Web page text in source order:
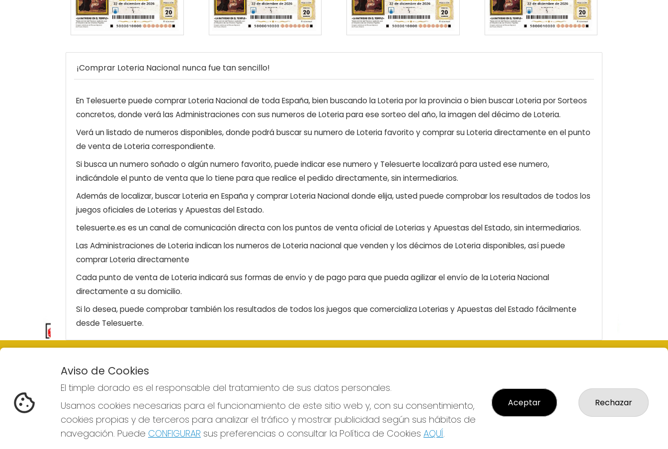
¡Comprar Loteria Nacional nunca fue tan sencillo!
En Telesuerte puede comprar Loteria Nacional de toda España, bien buscando la Loteria por la provincia o bien buscar Loteria por Sorteos
concretos, donde verá las Administraciones con sus numeros de Loteria para ese sorteo del año, la imagen del décimo de Loteria.
Verá un listado de numeros disponibles, donde podrá buscar su numero de Loteria favorito y comprar su Loteria directamente en el punto
de venta de Loteria correspondiente.
Si busca un numero soñado o algún numero favorito, puede indicar ese numero y Telesuerte localizará para usted ese numero,
indicándole el punto de venta que lo tiene para que realice el pedido directamente, sin intermediarios.
Además de localizar, buscar Loteria en España y comprar Loteria Nacional donde elija, usted puede comprobar los resultados de todos los
juegos oficiales de Loterias y Apuestas del Estado.
telesuerte.es es un canal de comunicación directa con los puntos de venta oficial de Loterias y Apuestas del Estado, sin intermediarios.
Las Administraciones de Loteria indican los numeros de Loteria nacional que venden y los décimos de Loteria disponibles, así puede
comprar Loteria directamente
Cada punto de venta de Loteria indicará sus formas de envío y de pago para que pueda agilizar el envío de la Loteria Nacional
directamente a su domicilio.
Si lo desea, puede comprobar también los resultados de todos los juegos que comercializa Loterias y Apuestas del Estado fácilmente
desde Telesuerte.
EL TIMPLE DORADO
¿Quiénes somos?
Comprar lotería
Resultados
Empresas
Boletos digitales
Acceso
ADMINISTRACION DE LOTERIAS Nº1-
LAS PALMAS - Receptor Oficial
928317168
web@eltimpledorado.com
Calle Mendizábal 1 - Local 11, Las Palmas
Política de Privacidad
Política de Cookies
Condiciones de Compra
Aviso de Cookies
El timple dorado es el responsable del tratamiento de sus datos personales.
Usamos cookies necesarias para el funcionamiento de este sitio web y, con su consentimiento,
cookies propias y de terceros para analizar el tráfico y mostrar publicidad según sus hábitos de
navegación. Puede CONFIGURAR sus preferencias o consultar la Política de Cookies AQUÍ.
Aceptar Rechazar